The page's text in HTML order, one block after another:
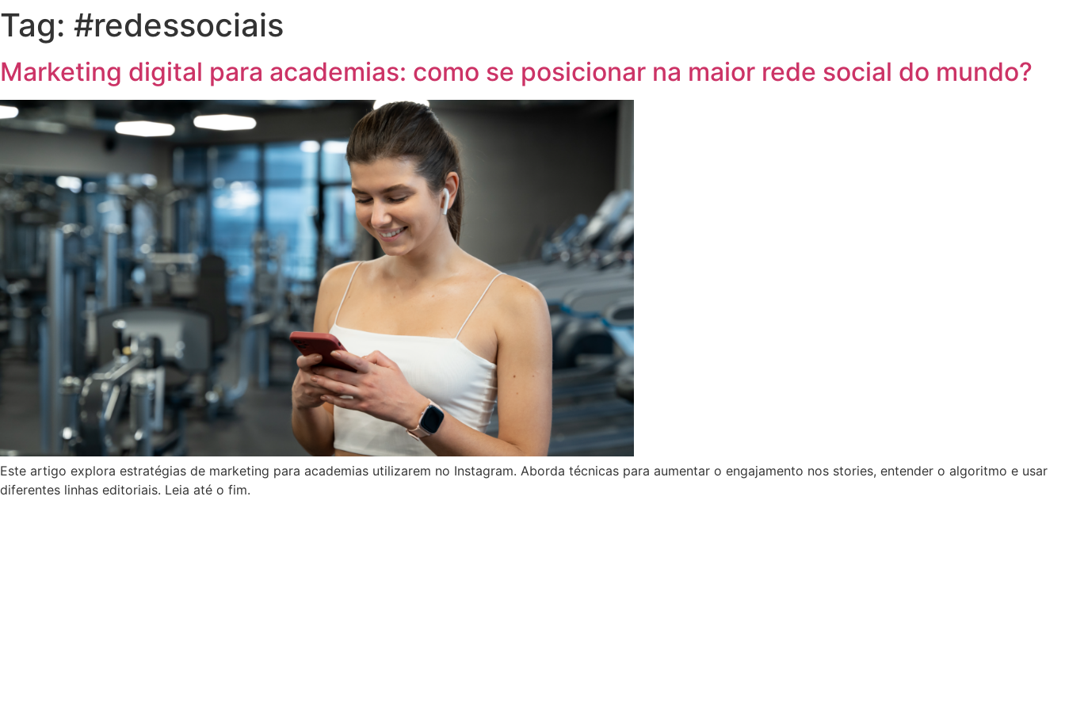
Tag: #redessociais
Marketing digital para academias: como se posicionar na maior rede social do mundo?
Este artigo explora estratégias de marketing para academias utilizarem no Instagram. Aborda técnicas para aumentar o engajamento nos stories, entender o algoritmo e usar
diferentes linhas editoriais. Leia até o fim.